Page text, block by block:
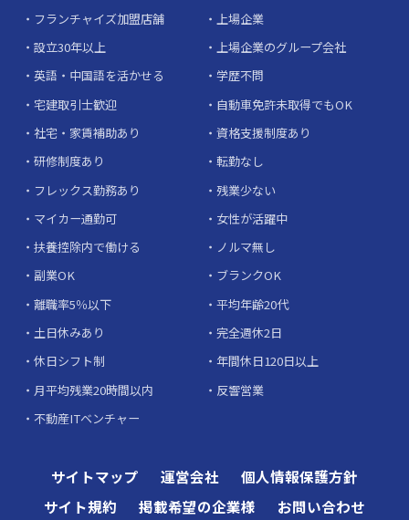
フランチャイズ加盟店舗
上場企業
設立30年以上
上場企業のグループ会社
英語・中国語を活かせる
学歴不問
宅建取引士歓迎
自動車免許未取得でもOK
社宅・家賃補助あり
資格支援制度あり
研修制度あり
転勤なし
フレックス勤務あり
残業少ない
マイカー通勤可
女性が活躍中
扶養控除内で働ける
ノルマ無し
副業OK
ブランクOK
離職率5％以下
平均年齢20代
土日休みあり
完全週休2日
休日シフト制
年間休日120日以上
月平均残業20時間以内
反響営業
不動産ITベンチャー
サイトマップ 運営会社
個人情報保護方針
サイト規約
掲載希望の企業様 お問い合わせ